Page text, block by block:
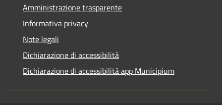
Amministrazione trasparente
Informativa privacy
Note legali
Dichiarazione di accessibilità
Dichiarazione di accessibilità app Municipium